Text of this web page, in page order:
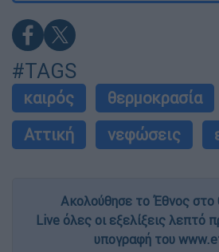
#TAGS
καιρός θερμοκρασία
Αττική
νεφώσεις
Ακολούθησε το Έθνος στο
Live όλες οι εξελίξεις λεπτό
υπογραφή του